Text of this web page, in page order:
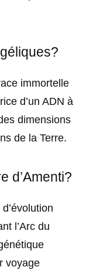
immortelle
d’un ADN à
dimensions
de la Terre.
d’Amenti?
l’Arc du
voyage